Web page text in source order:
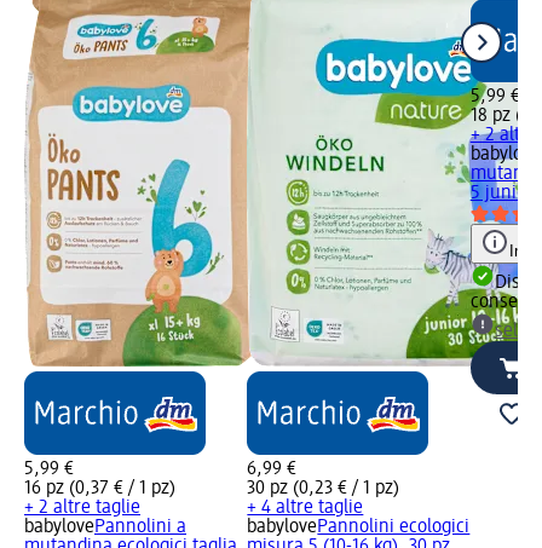
5,99 €
16 pz (0,37 € / 1 pz)
+ 2 altre taglie
babylovePannolini a
6,99 €
30 pz (0,23 € / 1 pz)
+ 4 altre taglie
babylovePannolini ecologici
5,99 €
18 pz
+ 2 altre
babylove
5